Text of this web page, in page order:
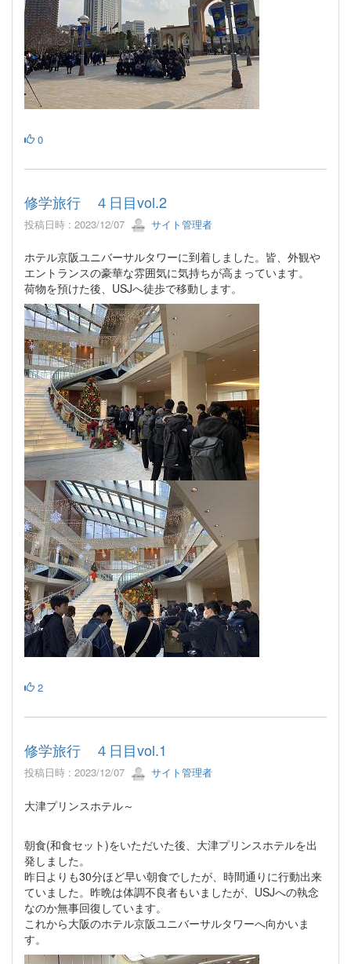
0
修学旅行 ４日目vol.2
投稿日時 : 2023/12/07 サイト管理者
ホテル京阪ユニバーサルタワーに到着しました。皆、外観や
エントランスの豪華な雰囲気に気持ちが高まっています。
荷物を預けた後、USJへ徒歩で移動します。
2
修学旅行 ４日目vol.1
投稿日時 : 2023/12/07 サイト管理者
大津プリンスホテル～
朝食(和食セット)をいただいた後、大津プリンスホテルを出
発しました。
昨日よりも30分ほど早い朝食でしたが、時間通りに行動出来
ていました。昨晩は体調不良者もいましたが、USJへの執念
なのか無事回復しています。
これから大阪のホテル京阪ユニバーサルタワーへ向かいま
す。